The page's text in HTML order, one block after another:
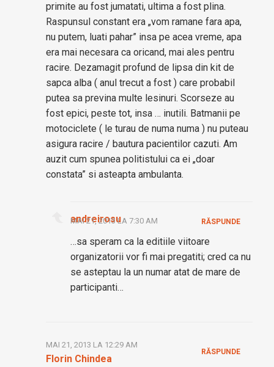
primite au fost jumatati, ultima a fost plina.
Raspunsul constant era „vom ramane fara apa,
nu putem, luati pahar” insa pe acea vreme, apa
era mai necesara ca oricand, mai ales pentru
racire. Dezamagit profund de lipsa din kit de
sapca alba ( anul trecut a fost ) care probabil
putea sa previna multe lesinuri. Scorseze au
fost epici, peste tot, insa … inutili. Batmanii pe
motociclete ( le turau de numa numa ) nu puteau
asigura racire / bautura pacientilor cazuti. Am
auzit cum spunea politistului ca ei „doar
constata” si asteapta ambulanta.
andreirosu
MAI 21, 2013 LA 7:30 AM
…sa speram ca la editiile viitoare
organizatorii vor fi mai pregatiti; cred ca nu
se asteptau la un numar atat de mare de
participanti…
RĂSPUNDE
Florin Chindea
MAI 21, 2013 LA 12:29 AM
RĂSPUNDE